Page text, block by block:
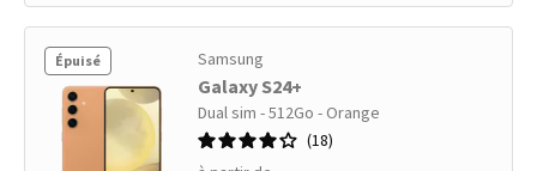
Épuisé Samsung
Galaxy S24+
Dual sim - 512Go - Orange
18